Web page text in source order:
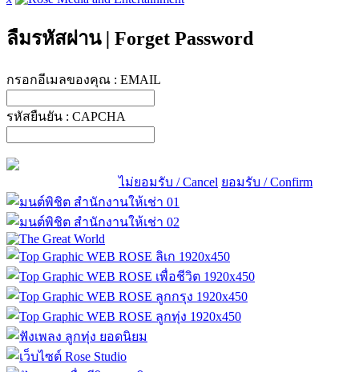
ลืมรหัสผ่าน | Forget Password
กรอกอีเมลของคุณ : EMAIL
รหัสยืนยัน : CAPCHA
ไม่ยอมรับ / Cancel ยอมรับ / Confirm